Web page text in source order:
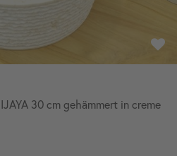
30 cm gehämmert in creme